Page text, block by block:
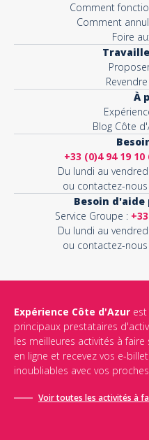
Comment
Comment
Foire
À
Blog Côte
+33 (0)4 94 19 10
Du lundi au
ou contactez-nous
Besoin d'aide
Service Groupe :
Du lundi au
ou contactez-nous
Expérience Côte d'Azur
principaux prestataires
les meilleures activités à
en ligne et recevez vos e-
inoubliables avec vos
Voir toutes les activités à